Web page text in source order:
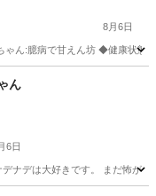
8月6日
ん:臆病で甘えん坊 ◆健康状態
ん
6日
ナデは大好きです。 まだ怖が